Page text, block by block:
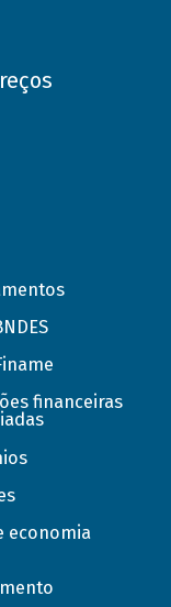
financeiras
economia